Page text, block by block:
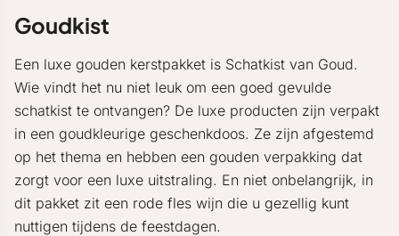
Goudkist
Een luxe gouden kerstpakket is Schatkist van Goud.
Wie vindt het nu niet leuk om een goed gevulde
schatkist te ontvangen? De luxe producten zijn verpakt
in een goudkleurige geschenkdoos. Ze zijn afgestemd
op het thema en hebben een gouden verpakking dat
zorgt voor een luxe uitstraling. En niet onbelangrijk, in
dit pakket zit een rode fles wijn die u gezellig kunt
nuttigen tijdens de feestdagen.